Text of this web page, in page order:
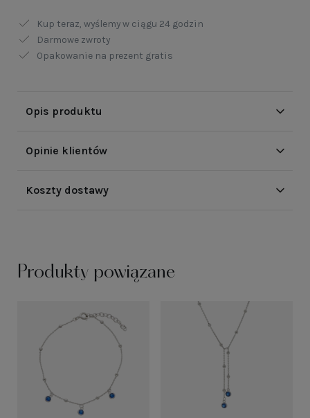
Kup teraz, wyślemy w ciągu 24 godzin
Darmowe zwroty
Opakowanie na prezent gratis
Opis produktu
Opinie klientów
Koszty dostawy
Produkty powiązane